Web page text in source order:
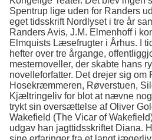
Spentrup lige uden for Randers
eget tidsskrift Nordlyset i tre år
Randers Avis, J.M. Elmenhoff i
Elmquists Læsefrugter i Århus. I
hefter over tre årgange,
mesternoveller, der skabte hans
novelleforfatter. Det drejer sig
Hosekræmmeren, Røverstuen,
Kjæltringeliv for blot at nævne
trykt sin oversættelse af Oliver
Wakefield (The Vicar of
udgav han jagttidsskriftet Diana.